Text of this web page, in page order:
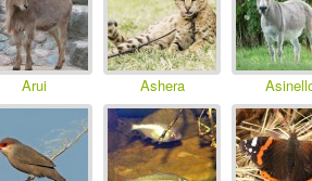
Arui Ashera